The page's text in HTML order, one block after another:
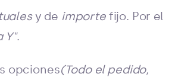
y de importefijo. Por el
Y".
opciones(Todo el pedido,